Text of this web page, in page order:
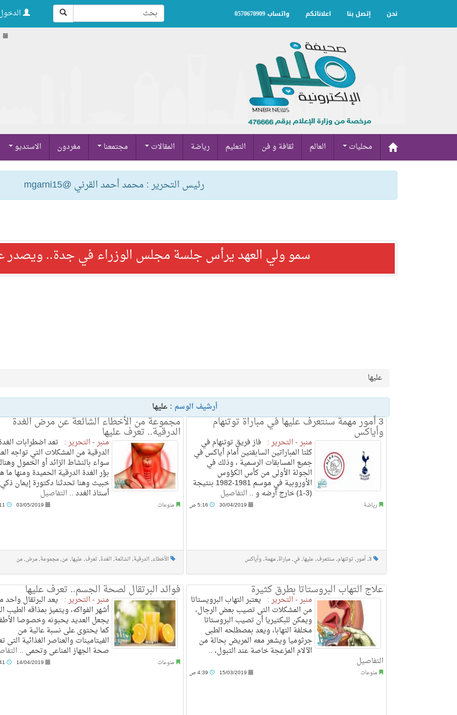
نحن إتصل بنا اعلاناتكم واتساب 0570670909
محليات العالم ثقافة و فن التعليم رياضة المقالات مجتمعنا مغردون الاستديو
رئيس التحرير : محمد أحمد القرني @mgarni15
سمو ولي العهد يرأس جلسة مجلس الوزراء في جدة.. ويصدر
عليها
أرشيف الوسم : عليها
مجموعة من الأخطاء الشائعة عن مرض الغدة
الدرقية.. تعرف عليها
منبر - التحرير : تعد اضطرابات
الدرقية من المشكلات التي تواجه
سواء بالنشاط الزائد أو الخمول
بؤر الغدة الدرقية الحميدة ومنها ما
خبيث وهنا تحدثنا دكتورة إيمان ذكي
أستاذ الغدد .. التفاصيل
منوعات 03/05/2019
الأخطاء, الدرقية, الشائعة, الغدة, تعرف,عليها,عن,مجموعة,مرض,من
3 أمور مهمة سنتعرف عليها في مباراة توتنهام
وأياكس
منبر - التحرير : فاز فريق توتنهام في
كلتا المباراتين السابقتين أمام أياكس في
جميع المسابقات الرسمية ، وذلك في
الجولة الأولى من كأس الكؤوس
الأوروبية في موسم 1981-1982 بنتيجة
(3-1) خارج أرضه و .. التفاصيل
رياضة 30/04/2019
3
,أمور, توتنهام, سنتعرف,عليها,في,مباراة,مهمة, وأياكس
فوائد البرتقال لصحة الجسم.. تعرف عليها
منبر - التحرير : يعد البرتقال واحد
أشهر الفواكه، ويتميز بمذاقه الطيب
يجعل العديد يحبونه وخصوصا
كما يحتوى على نسبة عالية من
الفيتامينات والعناصر الغذائية التى
صحة الجهاز المناعى وتحمى ..
منوعات 14/04/2019
علاج التهاب البروستاتا بطرق كثيرة
منبر - التحرير : يعتبر التهاب البرويستاتا
من المشكلات التى تصيب بعض الرجال،
ويمكن للبكتيريا أن تصيب البروستاتا
مخلفة التهابا، ويعد بمصطلحه الطبى
جرثوميا ويشعر معه المريض بحالة من
الآلام المزعجة خاصة عند التبول، ..
التفاصيل
منوعات 15/03/2019